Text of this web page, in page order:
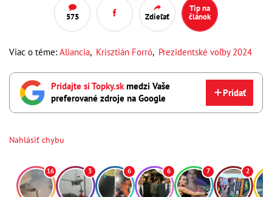
575 Zdieľať
Tip na
článok
Viac o téme: Aliancia, Krisztián Forró, Prezidentské voľby 2024
Pridajte si Topky.skmedzi Vaše
preferované zdroje na Google
Pridať
Nahlásiť chybu
16 3 6 6 7 2